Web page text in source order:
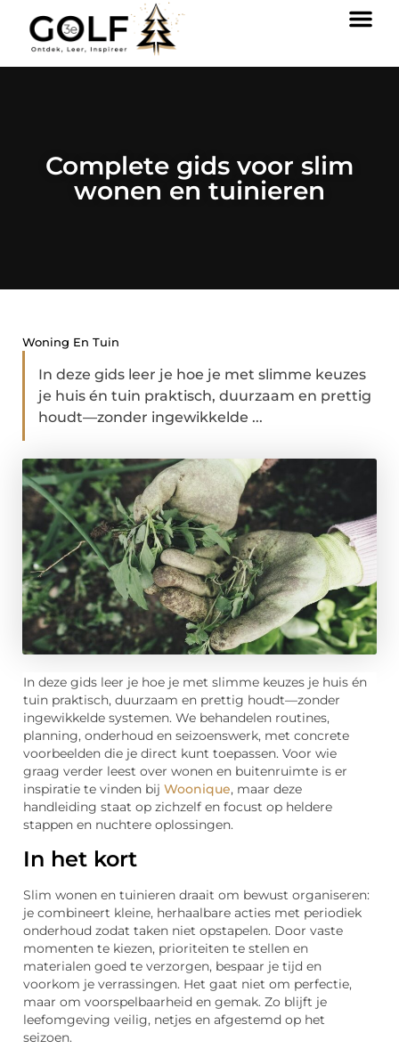
Complete gids voor slim
wonen en tuinieren
Woning En Tuin
In deze gids leer je hoe je met slimme keuzes
je huis én tuin praktisch, duurzaam en prettig
houdt—zonder ingewikkelde ...
In deze gids leer je hoe je met slimme keuzes je huis én
tuin praktisch, duurzaam en prettig houdt—zonder
ingewikkelde systemen. We behandelen routines,
planning, onderhoud en seizoenswerk, met concrete
voorbeelden die je direct kunt toepassen. Voor wie
graag verder leest over wonen en buitenruimte is er
inspiratie te vinden bij Woonique, maar deze
handleiding staat op zichzelf en focust op heldere
stappen en nuchtere oplossingen.
In het kort
Slim wonen en tuinieren draait om bewust organiseren:
je combineert kleine, herhaalbare acties met periodiek
onderhoud zodat taken niet opstapelen. Door vaste
momenten te kiezen, prioriteiten te stellen en
materialen goed te verzorgen, bespaar je tijd en
voorkom je verrassingen. Het gaat niet om perfectie,
maar om voorspelbaarheid en gemak. Zo blijft je
leefomgeving veilig, netjes en afgestemd op het
seizoen.